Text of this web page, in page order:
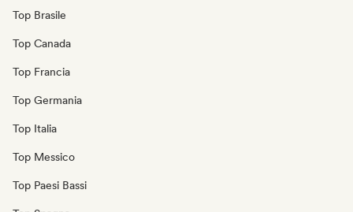
Top Brasile
Top Canada
Top Francia
Top Germania
Top Italia
Top Messico
Top Paesi Bassi